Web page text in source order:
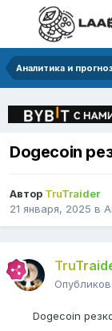
Аналитика и
Dogecoin
Автор TruTraider
21 января, 2025 в
Dogecoin